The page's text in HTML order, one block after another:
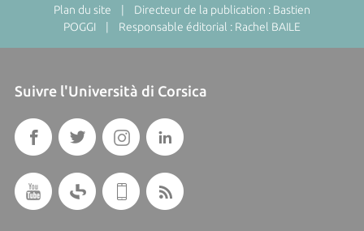
Plan du site | Directeur de la publication : Bastien
POGGI | Responsable éditorial : Rachel BAILE
Suivre l'Università di Corsica